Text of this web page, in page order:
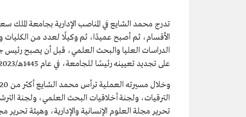
المجال المهني
أكاديمي.
تعليمه
البكالوريوس من قسم الاجتماع والخدمة
الاجتماعية بجامعة الإمام محمد بن سعود
الإسلامية.
الولايات المتحدة الأمريكية.
تدرج محمد الشايع في المناصب الإدارية بجامعة
الأقسام، ثم أصبح عميدًا، ثم وكيلًا لعدد من الكليات
على تجديد تعيينه رئيسًا للجامعة، في عام 1445هـ/2023م.
الترقيات، ولجنة أخلاقيات البحث العلمي، ولجنة
تحرير مجلة العلوم الإنسانية والإدارية، وهيئة